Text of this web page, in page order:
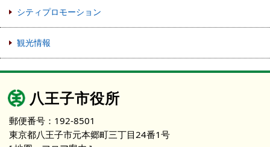
シティプロモーション
観光情報
八王子市役所
郵便番号：192-8501
東京都八王子市元本郷町三丁目24番1号